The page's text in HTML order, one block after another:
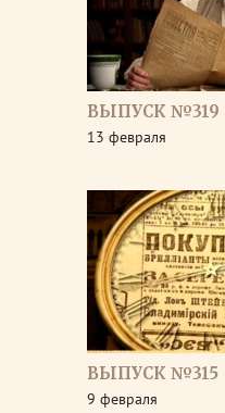
ВЫПУСК №319
13 февраля
ВЫПУСК №315
9 февраля